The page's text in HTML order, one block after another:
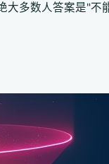
多数人答案是"不